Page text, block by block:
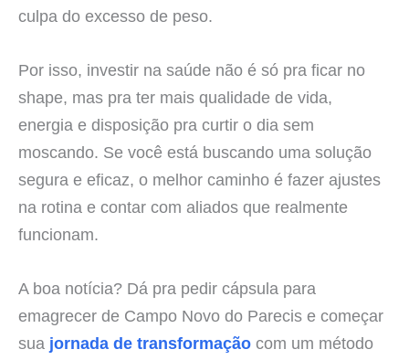
culpa do excesso de peso.
Por isso, investir na saúde não é só pra ficar no
shape, mas pra ter mais qualidade de vida,
energia e disposição pra curtir o dia sem
moscando. Se você está buscando uma solução
segura e eficaz, o melhor caminho é fazer ajustes
na rotina e contar com aliados que realmente
funcionam.
A boa notícia? Dá pra pedir cápsula para
emagrecer de Campo Novo do Parecis e começar
sua jornada de transformação com um método